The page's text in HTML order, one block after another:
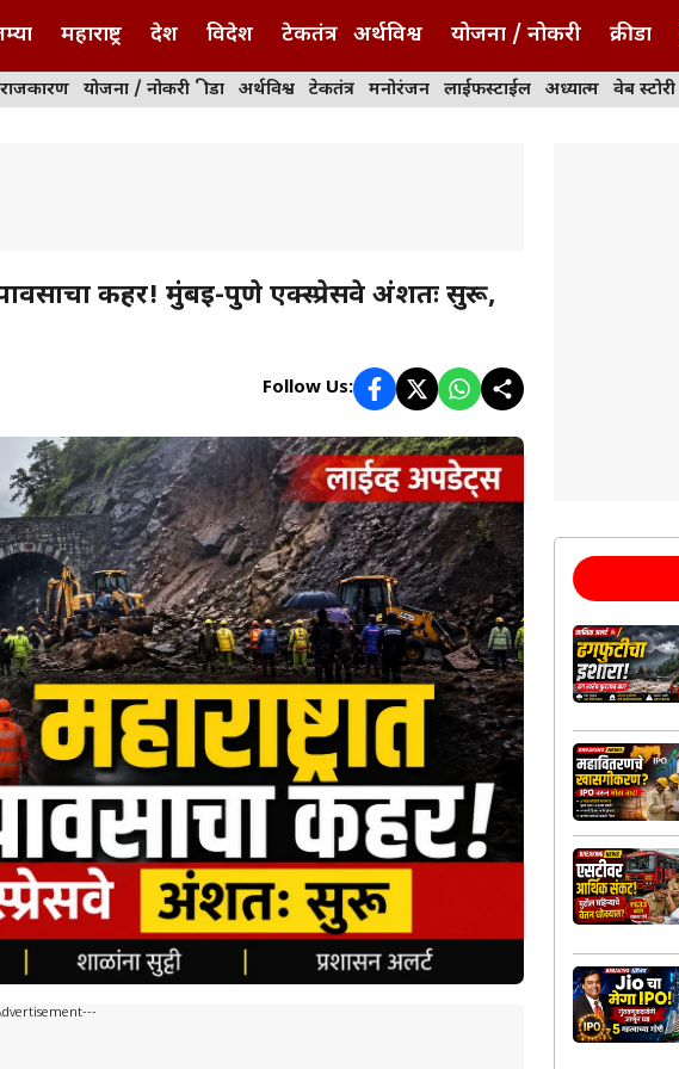
महाराष्ट्र देश विदेश टेकतंत्र अर्थविश्व योजना / नोकरी क्रीडा
राजकारण योजना / नोकरी क्रीडा अर्थविश्व टेकतंत्र मनोरंजन लाईफस्टाईल अध्यात्म वेब स्टोरी
कहर! मुंबई-पुणे एक्स्प्रेसवे अंशतः सुरू,
Follow Us: